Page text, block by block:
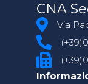
CNA
Via